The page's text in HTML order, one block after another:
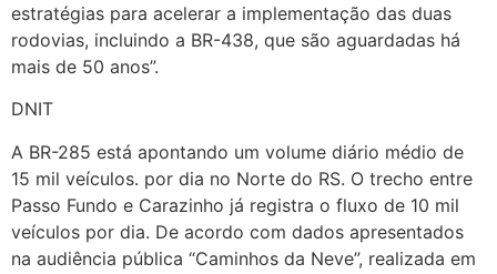
estratégias para acelerar a implementação das duas
rodovias, incluindo a BR-438, que são aguardadas há
mais de 50 anos”.
DNIT
A BR-285 está apontando um volume diário médio de
15 mil veículos. por dia no Norte do RS. O trecho entre
Passo Fundo e Carazinho já registra o fluxo de 10 mil
veículos por dia. De acordo com dados apresentados
na audiência pública “Caminhos da Neve”, realizada em